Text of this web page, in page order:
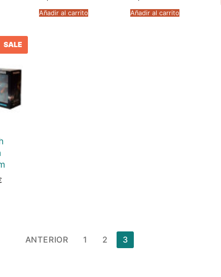
Añadir al carrito Añadir al carrito
SALE
El
ANTERIOR 1 2 3